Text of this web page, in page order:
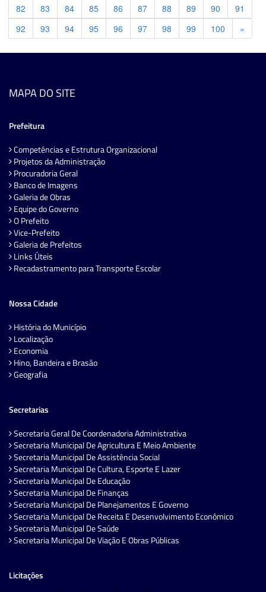
82 83 84 85 86 87 88 89 90
91
92
93 94 95 96 97 98 99 100 »
MAPA DO SITE
Prefeitura
Competências e Estrutura Organizacional
Projetos da Administração
Procuradoria Geral
Banco de Imagens
Galeria de Obras
Equipe do Governo
O Prefeito
Vice-Prefeito
Galeria de Prefeitos
Links Úteis
Recadastramento para Transporte Escolar
Nossa Cidade
História do Município
Localização
Economia
Hino, Bandeira e Brasão
Geografia
Secretarias
Secretaria Geral De Coordenadoria Administrativa
Secretaria Municipal De Agricultura E Meio Ambiente
Secretaria Municipal De Assistência Social
Secretaria Municipal De Cultura, Esporte E Lazer
Secretaria Municipal De Educação
Secretaria Municipal De Finanças
Secretaria Municipal De Planejamentos E Governo
Secretaria Municipal De Receita E Desenvolvimento Econômico
Secretaria Municipal De Saúde
Secretaria Municipal De Viação E Obras Públicas
Licitações